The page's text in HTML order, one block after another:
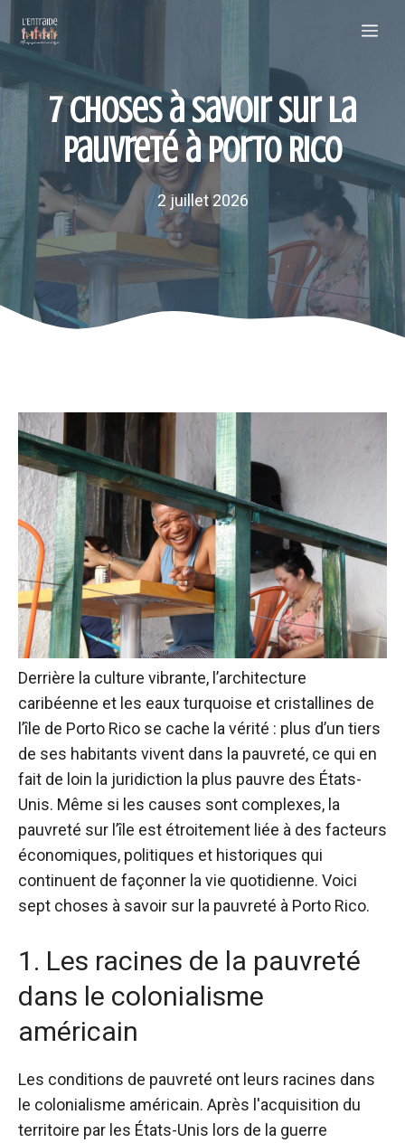
au
7 choses à savoir sur la
pauvreté à Porto Rico
2 juillet 2026
Derrière la culture vibrante, l’architecture
caribéenne et les eaux turquoise et cristallines de
l’île de Porto Rico se cache la vérité : plus d’un tiers
de ses habitants vivent dans la pauvreté, ce qui en
fait de loin la juridiction la plus pauvre des États-
Unis. Même si les causes sont complexes, la
pauvreté sur l’île est étroitement liée à des facteurs
économiques, politiques et historiques qui
continuent de façonner la vie quotidienne. Voici
sept choses à savoir sur la pauvreté à Porto Rico.
1. Les racines de la pauvreté
dans le colonialisme
américain
Les conditions de pauvreté ont leurs racines dans
le colonialisme américain. Après l'acquisition du
territoire par les États-Unis lors de la guerre